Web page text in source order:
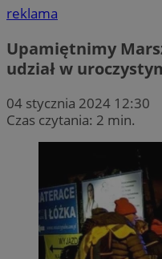
reklama
Upamiętnimy
udział w
04 stycznia 2024 12:30
Czas czytania: 2 min.